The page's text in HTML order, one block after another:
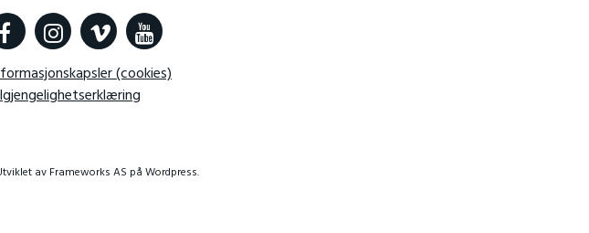
(cookies)
avFrameworks AS på Wordpress.